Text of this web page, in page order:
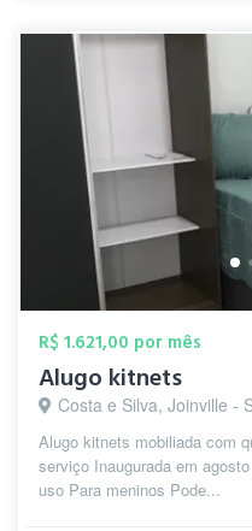
R$ 1.621,00 por mês
Alugo kitnets
Costa e Silva, Joinville -
Alugo kitnets mobiliada com
serviço Inaugurada em
uso Para meninos Pode...